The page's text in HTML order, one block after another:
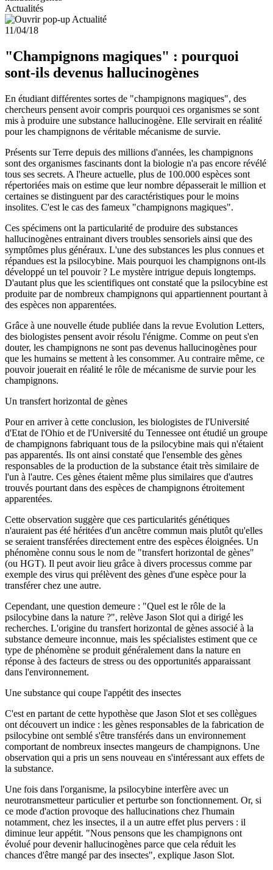
Actualités
11/04/18
"Champignons magiques" : pourquoi
sont-ils devenus hallucinogènes
En étudiant différentes sortes de "champignons magiques", des
chercheurs pensent avoir compris pourquoi ces organismes se sont
mis à produire une substance hallucinogène. Elle servirait en réalité
pour les champignons de véritable mécanisme de survie.
Présents sur Terre depuis des millions d'années, les champignons
sont des organismes fascinants dont la biologie n'a pas encore révélé
tous ses secrets. A l'heure actuelle, plus de 100.000 espèces sont
répertoriées mais on estime que leur nombre dépasserait le million et
certaines se distinguent par des caractéristiques pour le moins
insolites. C'est le cas des fameux "champignons magiques".
Ces spécimens ont la particularité de produire des substances
hallucinogènes entrainant divers troubles sensoriels ainsi que des
symptômes plus généraux. L'une des substances les plus connues et
répandues est la psilocybine. Mais pourquoi les champignons ont-ils
développé un tel pouvoir ? Le mystère intrigue depuis longtemps.
D'autant plus que les scientifiques ont constaté que la psilocybine est
produite par de nombreux champignons qui appartiennent pourtant à
des espèces non apparentées.
Grâce à une nouvelle étude publiée dans la revue Evolution Letters,
des biologistes pensent avoir résolu l'énigme. Comme on peut s'en
douter, les champignons ne sont pas devenus hallucinogènes pour
que les humains se mettent à les consommer. Au contraire même, ce
pouvoir jouerait en réalité le rôle de mécanisme de survie pour les
champignons.
Un transfert horizontal de gènes
Pour en arriver à cette conclusion, les biologistes de l'Université
d'Etat de l'Ohio et de l'Université du Tennessee ont étudié un groupe
de champignons fabriquant tous de la psilocybine mais qui n'étaient
pas apparentés. Ils ont ainsi constaté que l'ensemble des gènes
responsables de la production de la substance était très similaire de
l'un à l'autre. Ces gènes étaient même plus similaires que d'autres
trouvés pourtant dans des espèces de champignons étroitement
apparentées.
Cette observation suggère que ces particularités génétiques
n'auraient pas été héritées d'un ancêtre commun mais plutôt qu'elles
se seraient transférées directement entre des espèces éloignées. Un
phénomène connu sous le nom de "transfert horizontal de gènes"
(ou HGT). Il peut avoir lieu grâce à divers processus comme par
exemple des virus qui prélèvent des gènes d'une espèce pour la
transférer chez une autre.
Cependant, une question demeure : "Quel est le rôle de la
psilocybine dans la nature ?", relève Jason Slot qui a dirigé les
recherches. L'origine du transfert horizontal de gènes associé à la
substance demeure inconnue, mais les spécialistes estiment que ce
type de phénomène se produit généralement dans la nature en
réponse à des facteurs de stress ou des opportunités apparaissant
dans l'environnement.
Une substance qui coupe l'appétit des insectes
C'est en partant de cette hypothèse que Jason Slot et ses collègues
ont découvert un indice : les gènes responsables de la fabrication de
psilocybine ont semblé s'être transférés dans un environnement
comportant de nombreux insectes mangeurs de champignons. Une
observation qui a pris un sens nouveau en s'intéressant aux effets de
la substance.
Une fois dans l'organisme, la psilocybine interfère avec un
neurotransmetteur particulier et perturbe son fonctionnement. Or, si
ce mode d'action provoque des hallucinations chez l'humain
notamment, chez les insectes, il a un autre effet plus pervers : il
diminue leur appétit. "Nous pensons que les champignons ont
évolué pour devenir hallucinogènes parce que cela réduit les
chances d'être mangé par des insectes", explique Jason Slot.